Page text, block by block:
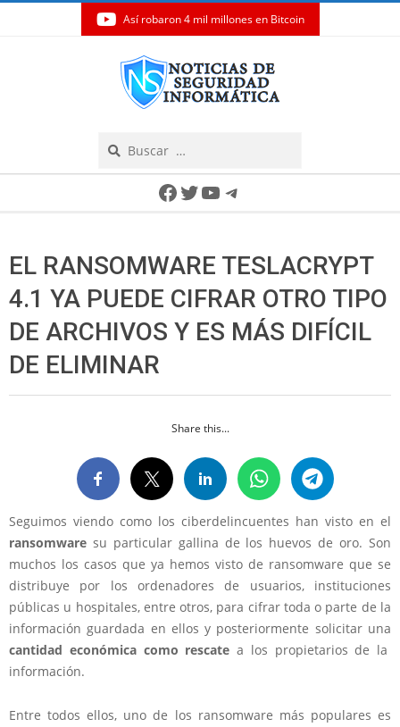
Así robaron 4 mil millones en Bitcoin
Facebook
Twitter
YouTube
Telegram
EL RANSOMWARE TESLACRYPT
4.1 YA PUEDE CIFRAR OTRO TIPO
DE ARCHIVOS Y ES MÁS DIFÍCIL
DE ELIMINAR
Share this...
Seguimos viendo como los ciberdelincuentes han visto en el
ransomware su particular gallina de los huevos de oro. Son
muchos los casos que ya hemos visto de ransomware que se
distribuye por los ordenadores de usuarios, instituciones
públicas u hospitales, entre otros, para cifrar toda o parte de la
información guardada en ellos y posteriormente solicitar una
cantidad económica como rescate a los propietarios de la
información.
Entre todos ellos, uno de los ransomware más populares es